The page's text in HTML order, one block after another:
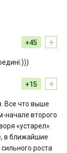
+
+45
+
+15
Все что выше
начале второго
«устарел».
в ближайшие
роста